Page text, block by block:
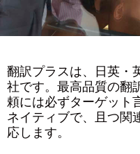
翻訳プラスは、日英・
社です。最高品質の翻
頼には必ずターゲット
ネイティブで、且つ関
応します。